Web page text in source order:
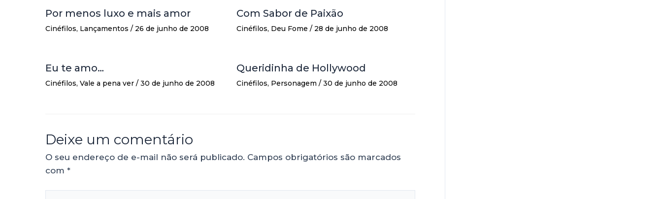
Por menos luxo e mais amor
Cinéfilos, Lançamentos / 26 de junho de 2008
Com Sabor de Paixão
Cinéfilos, Deu Fome / 28 de junho de 2008
Eu te amo…
Cinéfilos, Vale a pena ver / 30 de junho de 2008
Queridinha de Hollywood
Cinéfilos, Personagem / 30 de junho de 2008
Deixe um comentário
O seu endereço de e-mail não será publicado. Campos obrigatórios são marcados
com *